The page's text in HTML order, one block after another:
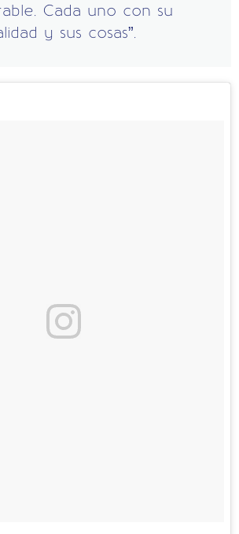
Cada uno con su
y sus cosas”.